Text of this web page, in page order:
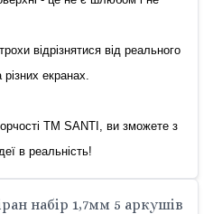
відрізнятися від реального
екранах.
ТМ SANTI, ви зможете з
в реальність!
набір 1,7мм 5 аркушів